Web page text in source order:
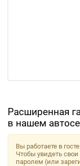
Расширенная
в нашем
Вы работаете в
Чтобы увидеть
паролем (или